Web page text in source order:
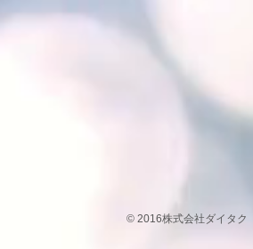
© 2016株式会社ダイタク